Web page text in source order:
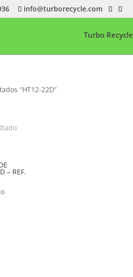
info@turborecycle.com
Turbo Recycle
“HT12-22D”
– REF.